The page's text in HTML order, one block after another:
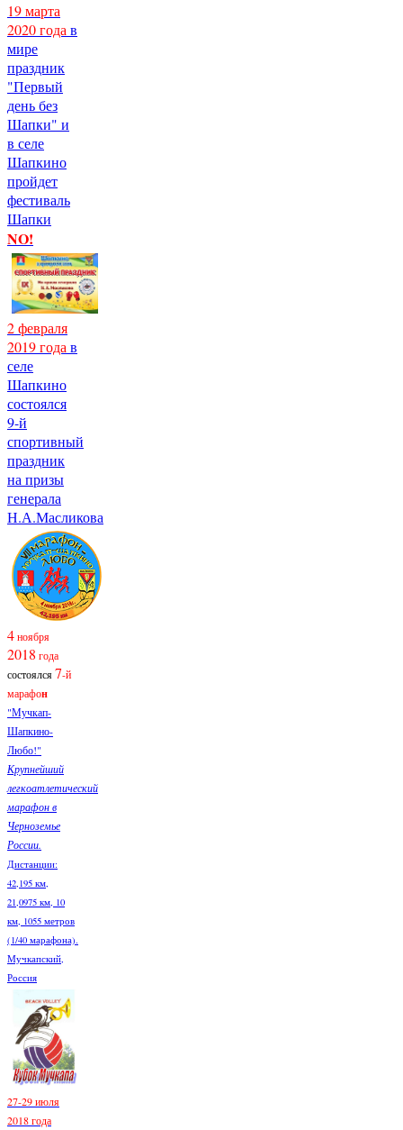
19 марта
2020 годав
мире
праздник
"Первый
день без
Шапки" и
в селе
Шапкино
пройдет
фестиваль
Шапки
NO!
2 февраля
2019 годав
селе
Шапкино
состоялся
9-й
спортивный
праздник
на призы
генерала
Н.А.Масликова
4ноября
2018 года
состоялся7-й
марафон
"Мучкап-
Шапкино-
Любо!"
Крупнейший
легкоатлетический
марафон в
Черноземье
России.
Дистанции:
42,195 км,
21,0975 км, 10
км, 1055 метров
(1/40 марафона).
Мучкапский,
Россия
27-29 июля
2018 года